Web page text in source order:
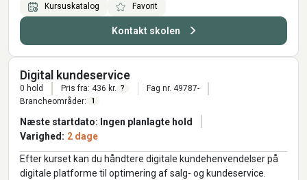
Kursuskatalog Favorit
Kontakt skolen
Digital kundeservice
0 hold Pris fra: 436 kr. ?
Fag nr. 49787-
Brancheområder:
1
Næste startdato: Ingen planlagte hold
Varighed: 2 dage
Efter kurset kan du håndtere digitale kundehenvendelser på
digitale platforme til optimering af salg- og kundeservice.